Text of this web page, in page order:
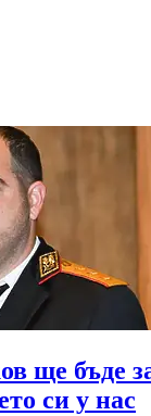
ще бъде
си у нас